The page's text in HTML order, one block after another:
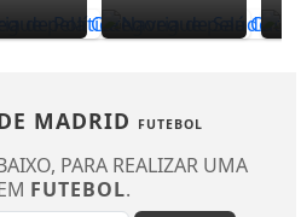
MADRID FUTEBOL
PARA REALIZAR UMA
FUTEBOL.